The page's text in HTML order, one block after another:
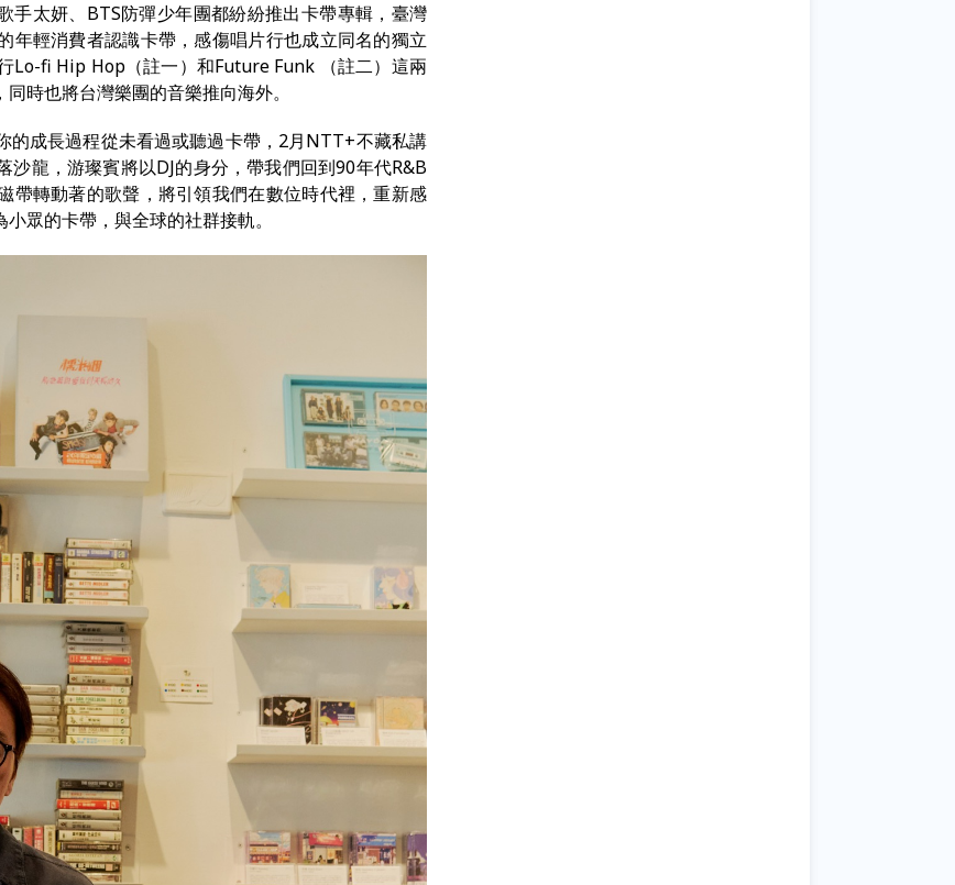
太妍、BTS防彈少年團都紛紛推出卡帶專輯，臺灣
年輕消費者認識卡帶，感傷唱片行也成立同名的獨立
Lo-fi Hip Hop（註一）和Future Funk （註二）這兩
同時也將台灣樂團的音樂推向海外。
的成長過程從未看過或聽過卡帶，2月NTT+不藏私講
龍，游璨賓將以DJ的身分，帶我們回到90年代R&B
帶轉動著的歌聲，將引領我們在數位時代裡，重新感
眾的卡帶，與全球的社群接軌。